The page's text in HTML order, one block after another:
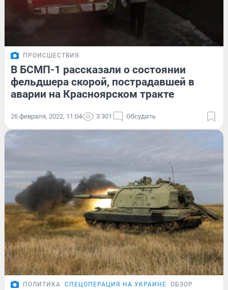
ПРОИСШЕСТВИЯ
В БСМП-1 рассказали о состоянии
фельдшера скорой, пострадавшей в
аварии на Красноярском тракте
26 февраля, 2022, 11:04 3 301 Обсудить
ПОЛИТИКА СПЕЦОПЕРАЦИЯ НА УКРАИНЕ ОБЗОР